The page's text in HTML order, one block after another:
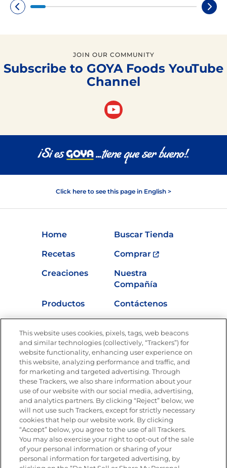
JOIN OUR COMMUNITY
Subscribe to GOYA Foods YouTube
Channel
Click here to see this page in English >
Home
Buscar Tienda
Recetas
Comprar
Creaciones
Nuestra
Compañía
Productos
Contáctenos
Nutrición
Únete a La Cocina Goya®
Recibe Nuevas Recetas, Ofertas Especiales y
Promociones
Email(Obligatorio)
This website uses cookies, pixels, tags, web beacons
and similar technologies (collectively, “Trackers”) for
website functionality, enhancing user experience on
this website, analyzing performance and traffic, and
for marketing and targeted advertising. Through
these Trackers, we also share information about your
use of our website with our social media, advertising,
and analytics partners. By clicking “Reject” below, we
will not use such Trackers, except for strictly necessary
cookies that help our website work. By clicking
“Accept” below, you agree to the use of all Trackers.
You may also exercise your right to opt-out of the sale
of your personal information or sharing of your
personal information for targeted advertising, by